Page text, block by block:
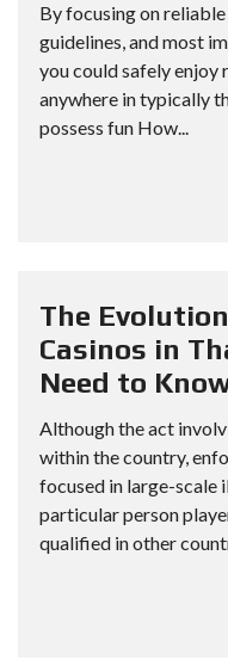
By focusing on
guidelines, and most
you could safely
anywhere in typically
possess fun How...
The
Casinos in
Need to
Although the act
within the country,
focused in large-scale
particular person
qualified in other